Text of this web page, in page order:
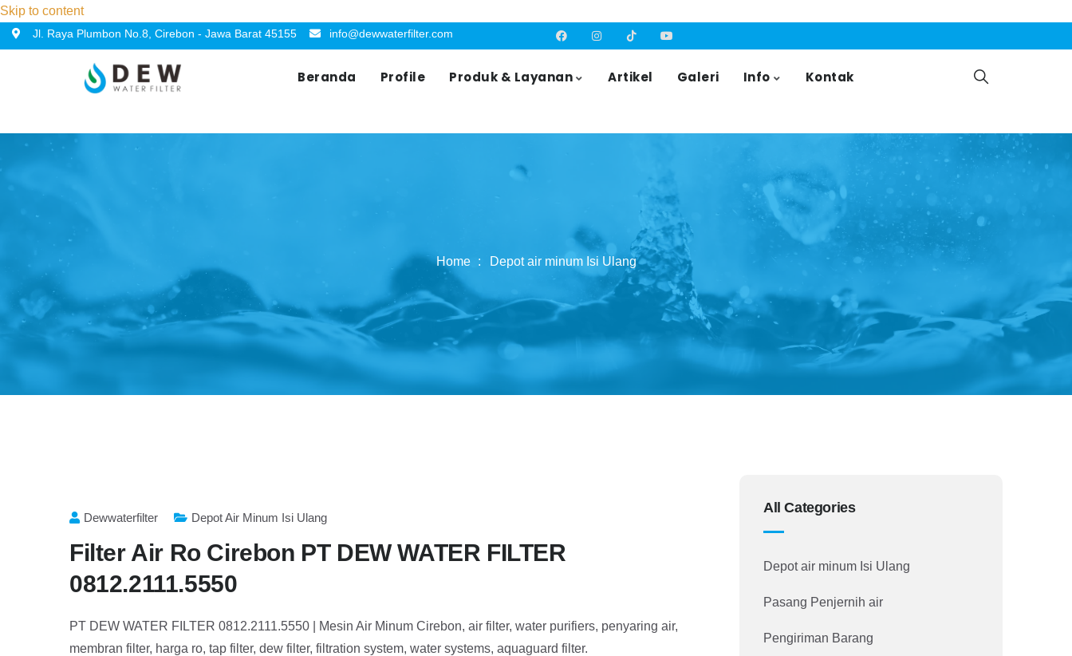
Skip to content
Jl. Raya Plumbon No.8, Cirebon - Jawa Barat 45155 info@dewwaterfilter.com
Beranda Profile Produk & Layanan Artikel Galeri Info Kontak
Home Depot air minum Isi Ulang
Dewwaterfilter Depot Air Minum Isi Ulang
Filter Air Ro Cirebon PT DEW WATER FILTER
0812.2111.5550
PT DEW WATER FILTER 0812.2111.5550 | Mesin Air Minum Cirebon, air filter, water purifiers, penyaring air,
membran filter, harga ro, tap filter, dew filter, filtration system, water systems, aquaguard filter.
All Categories
Depot air minum Isi Ulang
Pasang Penjernih air
Pengiriman Barang